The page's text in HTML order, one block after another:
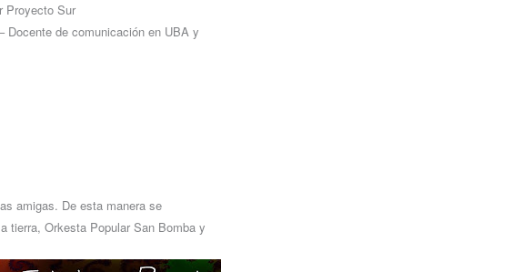
Proyecto Sur
de comunicación en UBA y
amigas. De esta manera se
tierra, Orkesta Popular San Bomba y